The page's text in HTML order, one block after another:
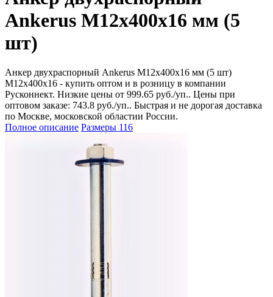
Ankerus М12х400х16 мм (5
шт)
Анкер двухраспорный Ankerus М12х400х16 мм (5 шт)
М12х400х16 - купить оптом и в розницу в компании
Русконнект. Низкие цены от 999.65 руб./уп.. Цены при
оптовом заказе: 743.8 руб./уп.. Быстрая и не дорогая доставка
по Москве, московской областии России.
Полное описание Размеры 116